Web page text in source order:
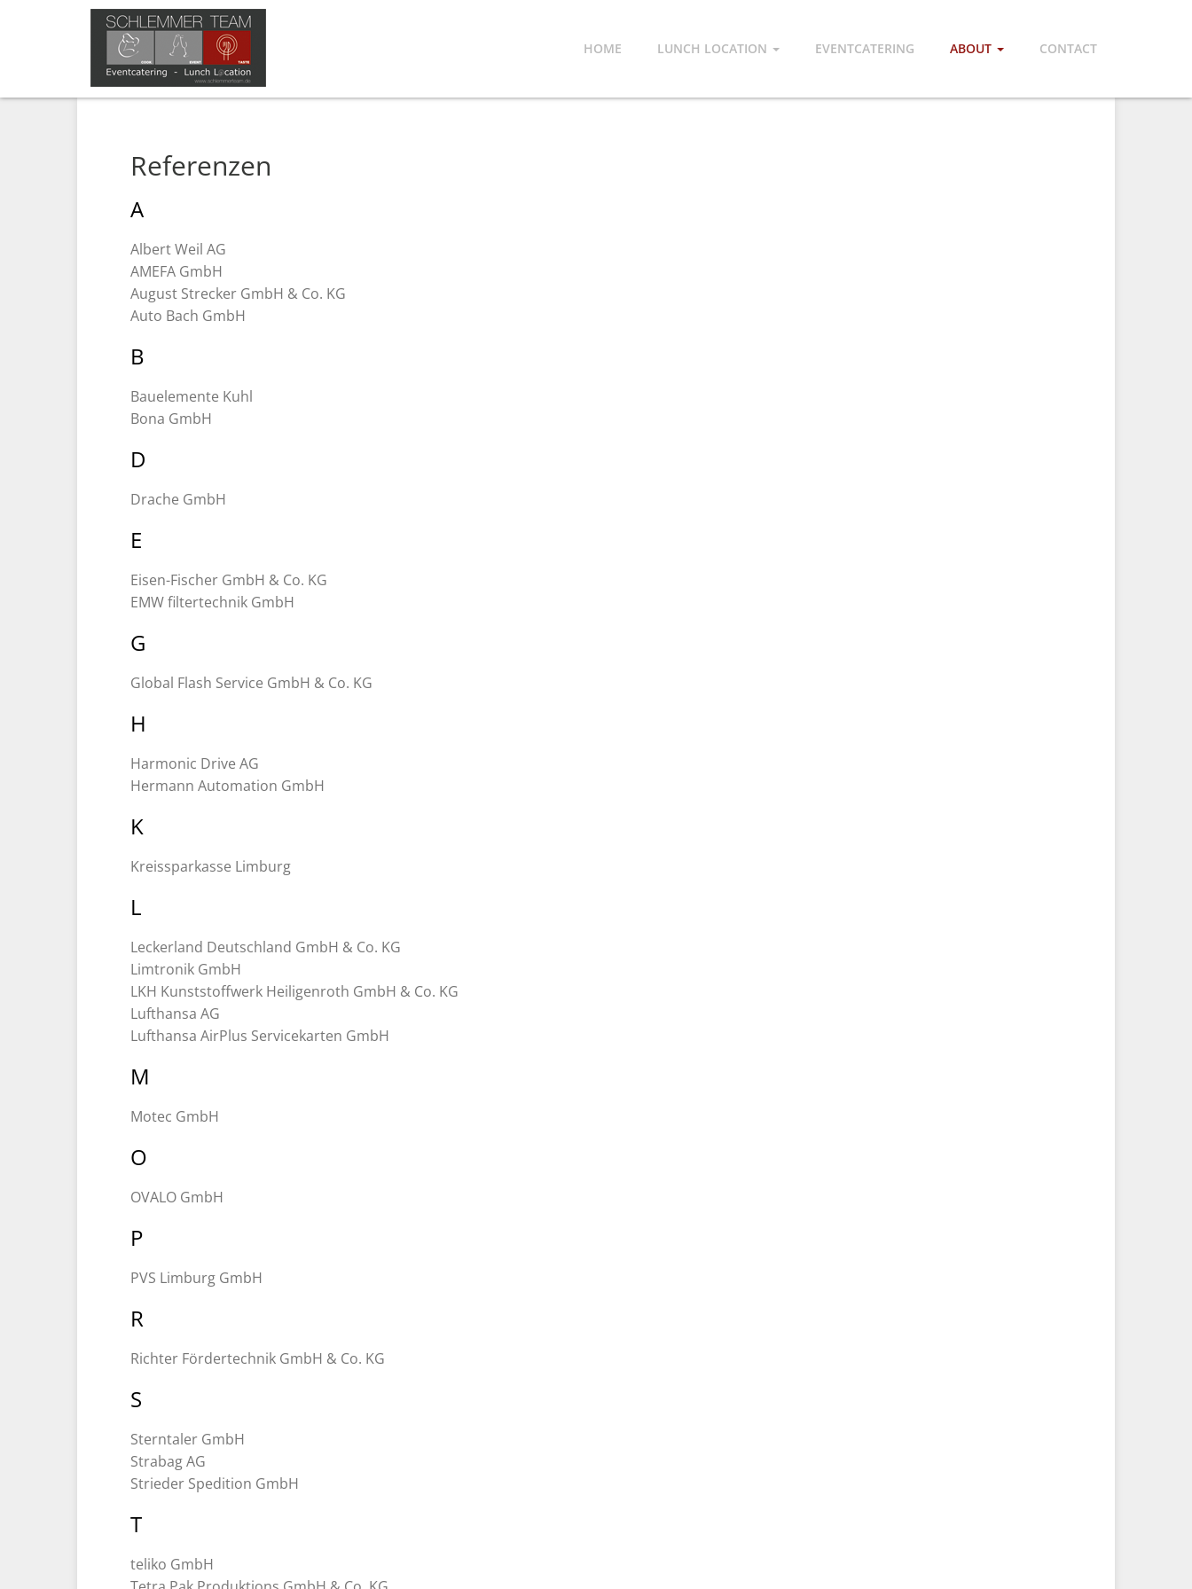
HOME LUNCH LOCATION EVENTCATERING ABOUT CONTACT
Referenzen
A
Albert Weil AG
AMEFA GmbH
August Strecker GmbH & Co. KG
Auto Bach GmbH
B
Bauelemente Kuhl
Bona GmbH
D
Drache GmbH
E
Eisen-Fischer GmbH & Co. KG
EMW filtertechnik GmbH
G
Global Flash Service GmbH & Co. KG
H
Harmonic Drive AG
Hermann Automation GmbH
K
Kreissparkasse Limburg
L
Leckerland Deutschland GmbH & Co. KG
Limtronik GmbH
LKH Kunststoffwerk Heiligenroth GmbH & Co. KG
Lufthansa AG
Lufthansa AirPlus Servicekarten GmbH
M
Motec GmbH
O
OVALO GmbH
P
PVS Limburg GmbH
R
Richter Fördertechnik GmbH & Co. KG
S
Sterntaler GmbH
Strabag AG
Strieder Spedition GmbH
T
teliko GmbH